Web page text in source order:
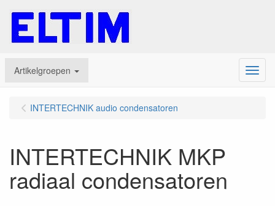
Artikelgroepen Menu
INTERTECHNIK audio condensatoren
INTERTECHNIK MKP
radiaal condensatoren